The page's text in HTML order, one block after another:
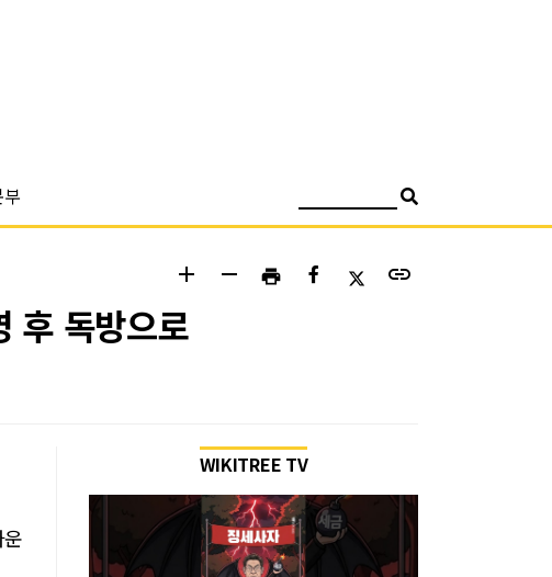
add remove print link
후 독방으로
WIKITREE TV